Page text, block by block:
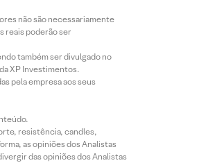
não são necessariamente
reais poderão ser
também ser divulgado no
XP Investimentos.
pela empresa aos seus
resistência, candles,
as opiniões dos Analistas
das opiniões dos Analistas